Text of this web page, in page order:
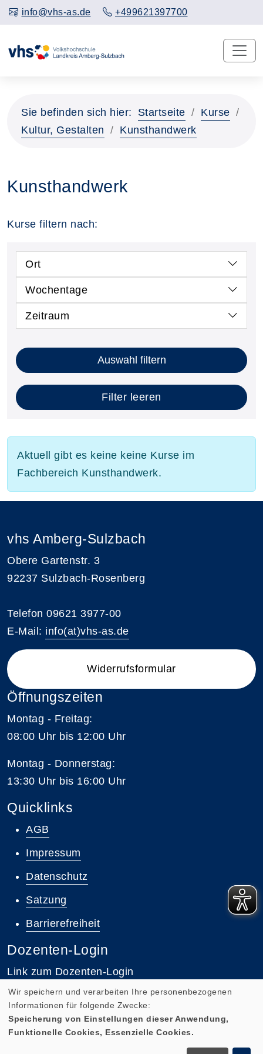
info@vhs-as.de +499621397700
Sie befinden sich hier: Startseite
Kurse
Kultur, Gestalten
Kunsthandwerk
Kunsthandwerk
Kurse filtern nach:
Ort
Wochentage
Zeitraum
Auswahl filtern
Filter leeren
Aktuell gibt es keine keine Kurse im
Fachbereich Kunsthandwerk.
vhs Amberg-Sulzbach
Obere Gartenstr. 3
92237 Sulzbach-Rosenberg
Telefon 09621 3977-00
E-Mail: info(at)vhs-as.de
Widerrufsformular
Öffnungszeiten
Montag - Freitag:
08:00 Uhr bis 12:00 Uhr
Montag - Donnerstag:
13:30 Uhr bis 16:00 Uhr
Quicklinks
AGB
Impressum
Datenschutz
Satzung
Barrierefreiheit
Dozenten-Login
Link zum Dozenten-Login
Cookie Einstellungen
Wir speichern und verarbeiten Ihre personenbezogenen
Informationen für folgende Zwecke:
Speicherung von Einstellungen dieser Anwendung,
Funktionelle Cookies, Essenzielle Cookies.